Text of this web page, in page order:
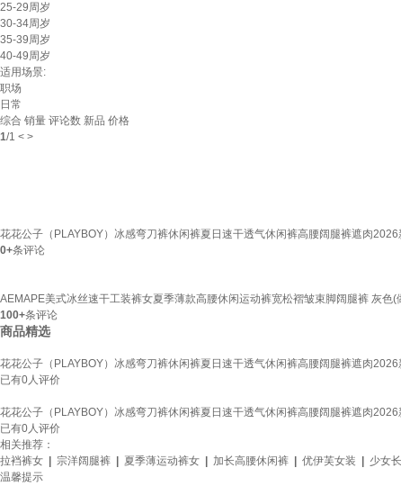
25-29周岁
30-34周岁
35-39周岁
40-49周岁
适用场景:
职场
日常
综合 销量 评论数 新品 价格
1/1 < >
花花公子（PLAYBOY）冰感弯刀裤休闲裤夏日速干透气休闲裤高腰阔腿裤遮肉
0+条评论
AEMAPE美式冰丝速干工装裤女夏季薄款高腰休闲运动裤宽松褶皱束脚阔腿裤 灰色
100+条评论
商品精选
花花公子（PLAYBOY）冰感弯刀裤休闲裤夏日速干透气休闲裤高腰阔腿裤遮肉
已有0人评价
花花公子（PLAYBOY）冰感弯刀裤休闲裤夏日速干透气休闲裤高腰阔腿裤遮肉
已有0人评价
相关推荐：
拉裆裤女
宗洋阔腿裤 夏季薄运动裤女 加长高腰休闲裤 优伊芙女装 少女
温馨提示